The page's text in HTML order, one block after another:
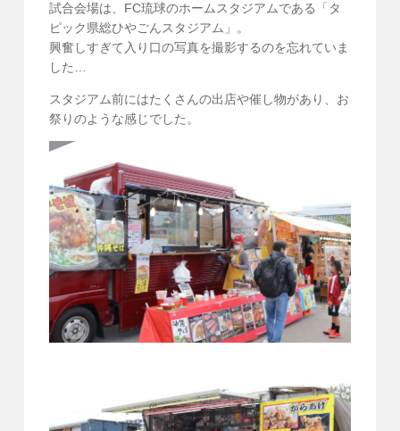
試合会場は、FC琉球のホームスタジアムである「タ
ピック県総ひやごんスタジアム」。
興奮しすぎて入り口の写真を撮影するのを忘れていま
した…
スタジアム前にはたくさんの出店や催し物があり、お
祭りのような感じでした。